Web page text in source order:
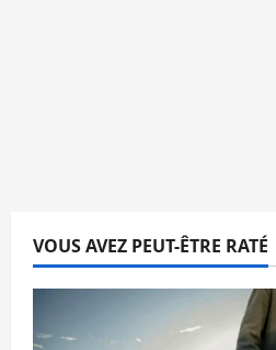
VOUS AVEZ PEUT-ÊTRE RATÉ